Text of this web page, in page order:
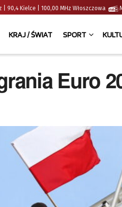
| 90,4 Kielce | 100,00 MHz Włoszczowa
KRAJ / ŚWIAT SPORT
Euro